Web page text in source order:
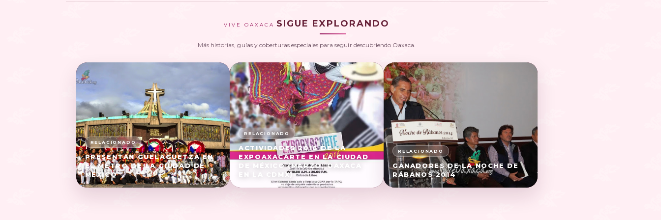
VIVE OAXACA SIGUE EXPLORANDO
Más historias, guías y coberturas especiales para seguir descubriendo Oaxaca.
PRESENTAN GUELAGUETZA EN
EL METRO DE LA CIUDAD DE
MÉXICO
ACTIVIDADES 2016 DE LA
EXPOAXACARTE EN LA CIUDAD
DE MÉXICO (MARZO, OAXACA
EN LA CDMX)
GANADORES DE LA NOCHE DE
RÁBANOS 2014